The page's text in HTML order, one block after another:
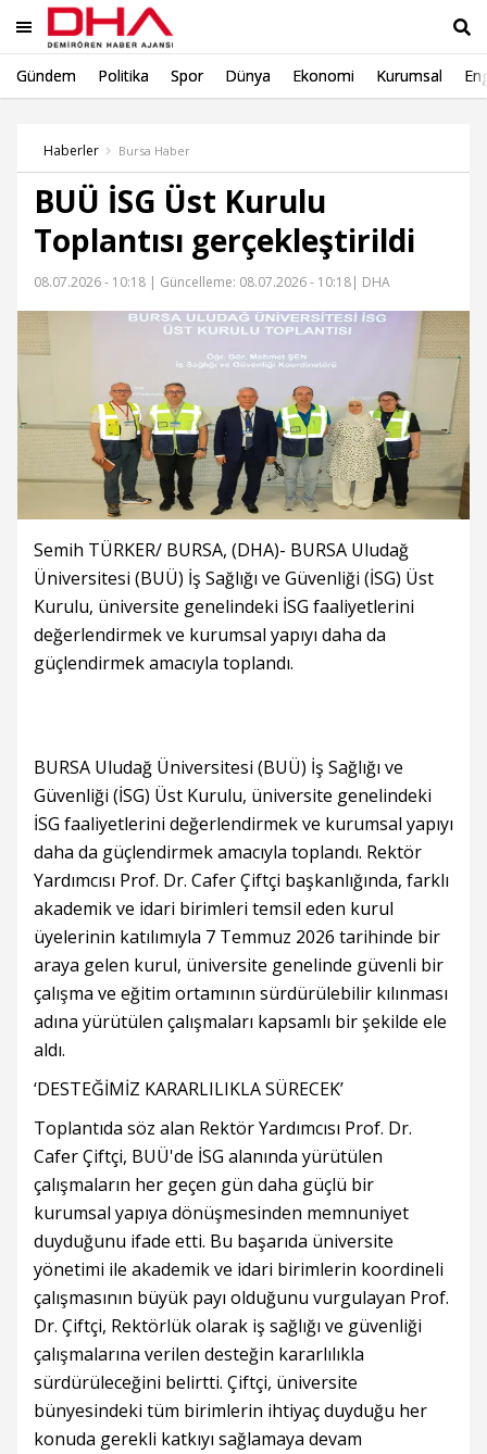
Gündem Politika Spor Dünya Ekonomi Kurumsal
Haberler Bursa Haber
BUÜ İSG Üst Kurulu
Toplantısı gerçekleştirildi
08.07.2026 - 10:18 | Güncelleme: 08.07.2026 - 10:18| DHA
Semih TÜRKER/ BURSA, (DHA)- BURSA Uludağ
Üniversitesi (BUÜ) İş Sağlığı ve Güvenliği (İSG) Üst
Kurulu, üniversite genelindeki İSG faaliyetlerini
değerlendirmek ve kurumsal yapıyı daha da
güçlendirmek amacıyla toplandı.
BURSA Uludağ Üniversitesi (BUÜ) İş Sağlığı ve
Güvenliği (İSG) Üst Kurulu, üniversite genelindeki
İSG faaliyetlerini değerlendirmek ve kurumsal yapıyı
daha da güçlendirmek amacıyla toplandı. Rektör
Yardımcısı Prof. Dr. Cafer Çiftçi başkanlığında, farklı
akademik ve idari birimleri temsil eden kurul
üyelerinin katılımıyla 7 Temmuz 2026 tarihinde bir
araya gelen kurul, üniversite genelinde güvenli bir
çalışma ve eğitim ortamının sürdürülebilir kılınması
adına yürütülen çalışmaları kapsamlı bir şekilde ele
aldı.
‘DESTEĞİMİZ KARARLILIKLA SÜRECEK’
Toplantıda söz alan Rektör Yardımcısı Prof. Dr.
Cafer Çiftçi, BUÜ'de İSG alanında yürütülen
çalışmaların her geçen gün daha güçlü bir
kurumsal yapıya dönüşmesinden memnuniyet
duyduğunu ifade etti. Bu başarıda üniversite
yönetimi ile akademik ve idari birimlerin koordineli
çalışmasının büyük payı olduğunu vurgulayan Prof.
Dr. Çiftçi, Rektörlük olarak iş sağlığı ve güvenliği
çalışmalarına verilen desteğin kararlılıkla
sürdürüleceğini belirtti. Çiftçi, üniversite
bünyesindeki tüm birimlerin ihtiyaç duyduğu her
konuda gerekli katkıyı sağlamaya devam